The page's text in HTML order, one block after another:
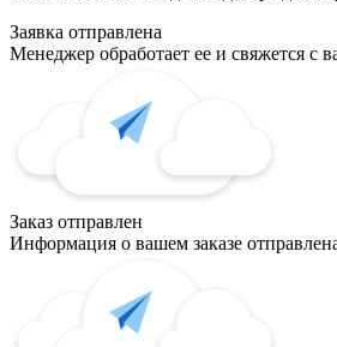
Заявка отправлена
Менеджер обработает ее и свяжется с
Заказ отправлен
Информация о вашем заказе